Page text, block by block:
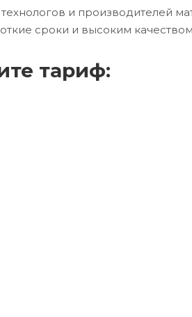
и производителей
сроки и высоким
тариф: